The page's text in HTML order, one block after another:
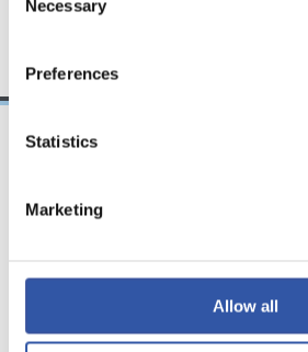
Selection
Necessary
Preferences
Statistics
Marketing
Allow all
照片展示